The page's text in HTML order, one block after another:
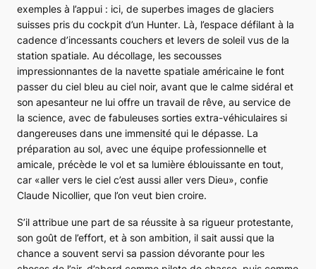
exemples à l’appui : ici, de superbes images de glaciers
suisses pris du cockpit d’un Hunter. Là, l’espace défilant à la
cadence d’incessants couchers et levers de soleil vus de la
station spatiale. Au décollage, les secousses
impressionnantes de la navette spatiale américaine le font
passer du ciel bleu au ciel noir, avant que le calme sidéral et
son apesanteur ne lui offre un travail de rêve, au service de
la science, avec de fabuleuses sorties extra-véhiculaires si
dangereuses dans une immensité qui le dépasse. La
préparation au sol, avec une équipe professionnelle et
amicale, précède le vol et sa lumière éblouissante en tout,
car «aller vers le ciel c’est aussi aller vers Dieu», confie
Claude Nicollier, que l’on veut bien croire.
S’il attribue une part de sa réussite à sa rigueur protestante,
son goût de l’effort, et à son ambition, il sait aussi que la
chance a souvent servi sa passion dévorante pour les